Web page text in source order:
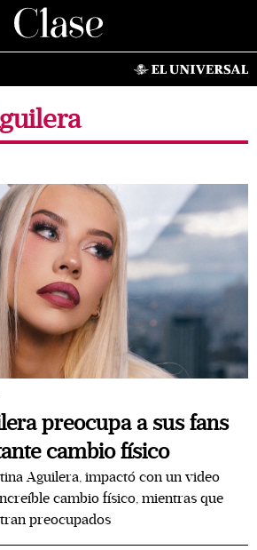
preocupa a sus fans
cambio físico
Aguilera, impactó con un video
cambio físico, mientras que
preocupados